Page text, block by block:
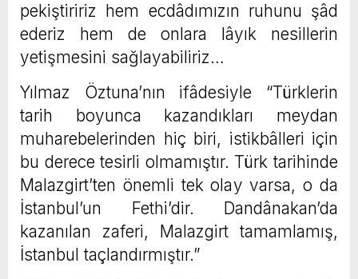
pekiştiririz hem ecdâdımızın ruhunu şâd
ederiz hem de onlara lâyık nesillerin
yetişmesini sağlayabiliriz…
Yılmaz Öztuna’nın ifâdesiyle “Türklerin
tarih boyunca kazandıkları meydan
muharebelerinden hiç biri, istikbâlleri için
bu derece tesirli olmamıştır. Türk tarihinde
Malazgirt’ten önemli tek olay varsa, o da
İstanbul’un Fethi’dir. Dandânakan’da
kazanılan zaferi, Malazgirt tamamlamış,
İstanbul taçlandırmıştır.”